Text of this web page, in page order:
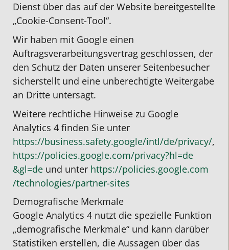
Dienst über das auf der Website bereitgestellte
„Cookie-Consent-Tool“.
Wir haben mit Google einen
Auftragsverarbeitungsvertrag geschlossen, der
den Schutz der Daten unserer Seitenbesucher
sicherstellt und eine unberechtigte Weitergabe
an Dritte untersagt.
Weitere rechtliche Hinweise zu Google
Analytics 4 finden Sie unter
https://business.safety.google/intl/de/privacy/,
https://policies.google.com/privacy?hl=de
&gl=de und unter https://policies.google.com
/technologies/partner-sites
Demografische Merkmale
Google Analytics 4 nutzt die spezielle Funktion
„demografische Merkmale“ und kann darüber
Statistiken erstellen, die Aussagen über das